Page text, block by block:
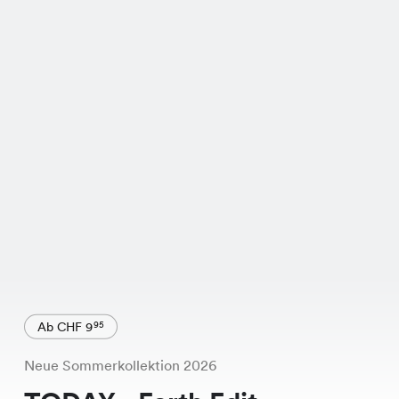
Ab CHF 995
Neue Sommerkollektion 2026